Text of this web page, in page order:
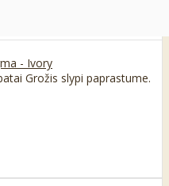
- Ivory
Grožis slypi paprastume.